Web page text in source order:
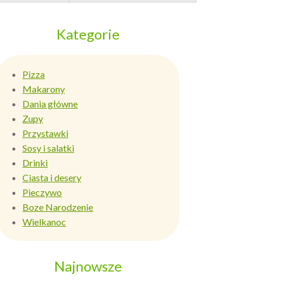
Kategorie
Pizza
Makarony
Dania główne
Zupy
Przystawki
Sosy i salatki
Drinki
Ciasta i desery
Pieczywo
Boze Narodzenie
Wielkanoc
Najnowsze